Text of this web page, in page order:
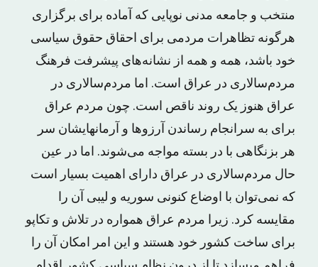
منتخب و جامعه مدنی نوپایی که آماده برای برگزاری
هرگونه تظاهرات مردمی برای احقاق حقوق سیاسی
خود باشد، همه و همه از نشانه‌های پیشرفت فرهنگ
مردم‌سالاری در عراق است. اما مردم‌سالاری در
عراق هنوز یک روند ناقص است. چون مردم عراق
برای به سرانجام رساندن آرزوها و آرمانهایشان سر
هر بزنگاهی با در بسته مواجه می‌شوند. اما در عین
حال مردم‌سالاری در عراق دارای اهمیت بسیار است
که نمی‌توان با اوضاع کنونی سوریه و لیبی آن را
مقایسه کرد. زیرا مردم عراق همواره در تلاش و تکاپو
برای ساخت کشور خود هستند و این امر امکان آن را